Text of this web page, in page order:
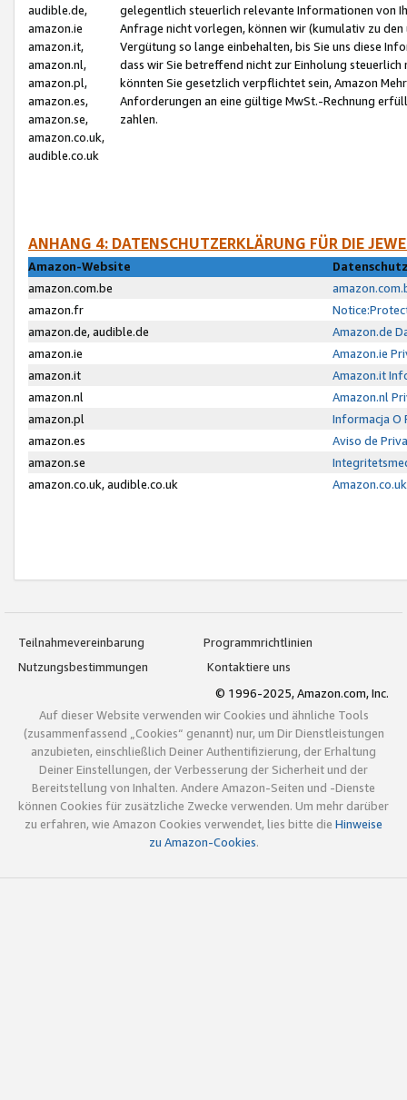
audible.de,
amazon.ie
amazon.it,
amazon.nl,
amazon.pl,
amazon.es,
amazon.se,
amazon.co.uk,
audible.co.uk
gelegentlich steuerlich relevante Informationen von
Anfrage nicht vorlegen, können wir (kumulativ zu
Vergütung so lange einbehalten, bis Sie uns diese
dass wir Sie betreffend nicht zur Einholung
könnten Sie gesetzlich verpflichtet sein, Amazon
Anforderungen an eine gültige MwSt.-Rechnung
zahlen.
ANHANG 4: DATENSCHUTZERKLÄRUNG FÜR DIE
Amazon-Website
amazon.com.be
amazon.fr
amazon.de, audible.de
Amazon.de
amazon.ie
Amazon.ie
amazon.it
Amazon.it
amazon.nl
Amazon.nl
amazon.pl
Informacja O
amazon.es
Aviso de
amazon.se
amazon.co.uk, audible.co.uk
Teilnahmevereinbarung
Programmrichtlinien
Nutzungsbestimmungen
Kontaktiere uns
© 1996-2025, Amazon.com, Inc.
Auf dieser Website verwenden wir Cookies und ähnliche Tools
(zusammenfassend „Cookies“ genannt) nur, um Dir Dienstleistungen
anzubieten, einschließlich Deiner Authentifizierung, der Erhaltung
Deiner Einstellungen, der Verbesserung der Sicherheit und der
Bereitstellung von Inhalten. Andere Amazon-Seiten und -Dienste
können Cookies für zusätzliche Zwecke verwenden. Um mehr darüber
zu erfahren, wie Amazon Cookies verwendet, lies bitte die Hinweise
zu Amazon-Cookies.